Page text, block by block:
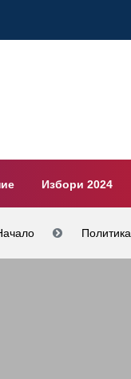
Избори 2024
Политика